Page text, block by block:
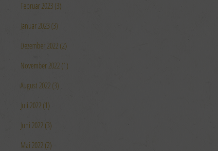
Februar 2023 (3)
Januar 2023 (3)
Dezember 2022 (2)
November 2022 (1)
August 2022 (3)
Juli 2022 (1)
Juni 2022 (3)
Mai 2022 (2)